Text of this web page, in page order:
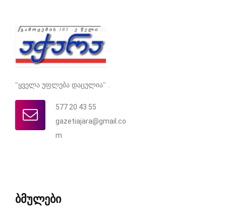
"ყველა უფლება დაცულია" .
577 20 43 55
gazetiajara@gmail.co
m
ბმულები